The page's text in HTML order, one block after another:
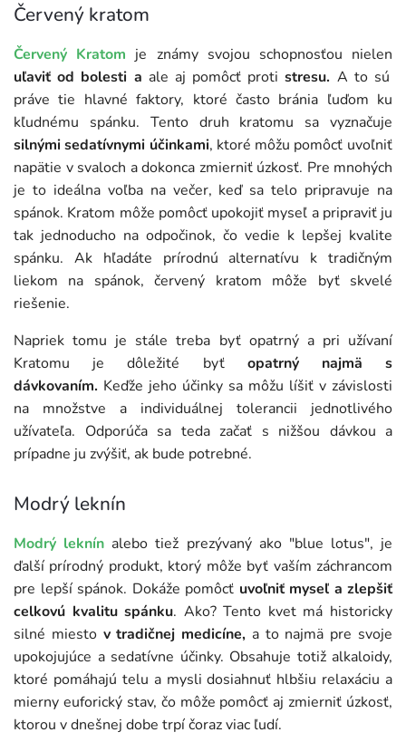
Červený kratom
Červený Kratom je známy svojou schopnosťou nielen
uľaviť od bolesti a ale aj pomôcť proti stresu. A to sú
práve tie hlavné faktory, ktoré často bránia ľuďom ku
kľudnému spánku. Tento druh kratomu sa vyznačuje
silnými sedatívnymi účinkami, ktoré môžu pomôcť uvoľniť
napätie v svaloch a dokonca zmierniť úzkosť. Pre mnohých
je to ideálna voľba na večer, keď sa telo pripravuje na
spánok. Kratom môže pomôcť upokojiť myseľ a pripraviť ju
tak jednoducho na odpočinok, čo vedie k lepšej kvalite
spánku. Ak hľadáte prírodnú alternatívu k tradičným
liekom na spánok, červený kratom môže byť skvelé
riešenie.
Napriek tomu je stále treba byť opatrný a pri užívaní
Kratomu je dôležité byť opatrný najmä s
dávkovaním. Keďže jeho účinky sa môžu líšiť v závislosti
na množstve a individuálnej tolerancii jednotlivého
užívateľa. Odporúča sa teda začať s nižšou dávkou a
prípadne ju zvýšiť, ak bude potrebné.
Modrý leknín
Modrý leknín alebo tiež prezývaný ako "blue lotus", je
ďalší prírodný produkt, ktorý môže byť vaším záchrancom
pre lepší spánok. Dokáže pomôcť uvoľniť myseľ a zlepšiť
celkovú kvalitu spánku. Ako? Tento kvet má historicky
silné miestov tradičnej medicíne, a to najmä pre svoje
upokojujúce a sedatívne účinky. Obsahuje totiž alkaloidy,
ktoré pomáhajú telu a mysli dosiahnuť hlbšiu relaxáciu a
mierny euforický stav, čo môže pomôcť aj zmierniť úzkosť,
ktorou v dnešnej dobe trpí čoraz viac ľudí.